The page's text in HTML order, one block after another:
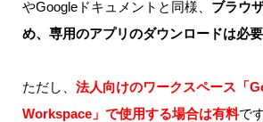
やGoogleドキュメントと同様、 ブラウ
め、専用のアプリのダウンロードは必要
ただし、 法人向けのワークスペース「
Workspace」で使用する場合は有料で